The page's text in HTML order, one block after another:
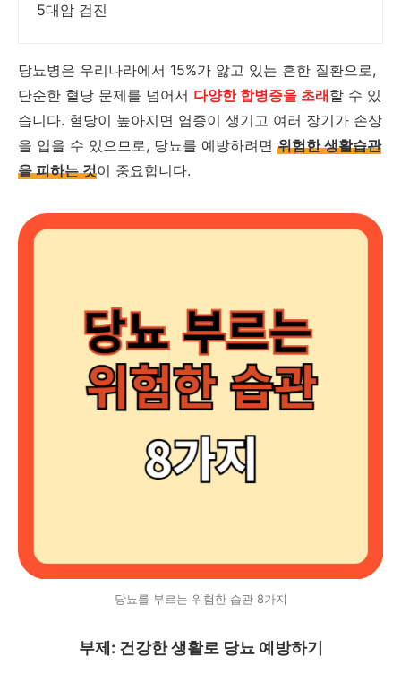
5대암 검진
당뇨병은 우리나라에서 15%가 앓고 있는 흔한 질환으로,
단순한 혈당 문제를 넘어서 다양한 합병증을 초래할 수 있
습니다. 혈당이 높아지면 염증이 생기고 여러 장기가 손상
을 입을 수 있으므로, 당뇨를 예방하려면 위험한 생활습관
을 피하는 것이 중요합니다.
당뇨를 부르는 위험한 습관 8가지
부제: 건강한 생활로 당뇨 예방하기